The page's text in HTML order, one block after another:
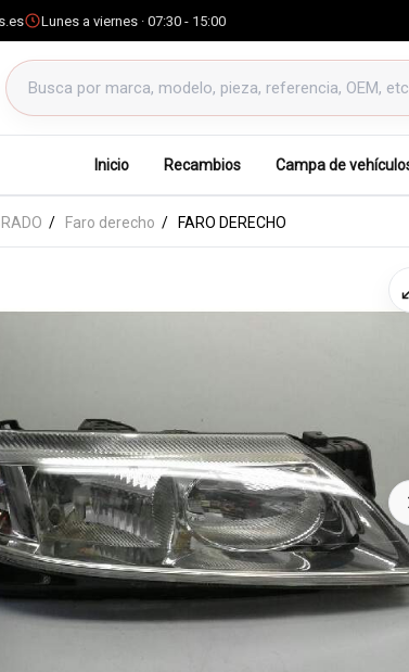
Lunes a viernes · 07:30 - 15:00
Buscar productos
Inicio Recambios Campa de
Faro derecho FARO DERECHO